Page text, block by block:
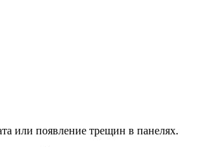
или появление трещин в панелях.